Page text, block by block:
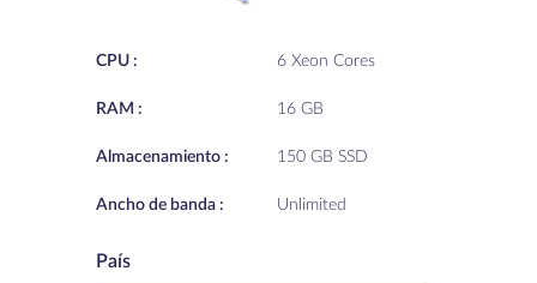
CPU :
RAM :
Almacenamiento :
Ancho de banda :
6 Xeon Cores
16 GB
150 GB SSD
Unlimited
País